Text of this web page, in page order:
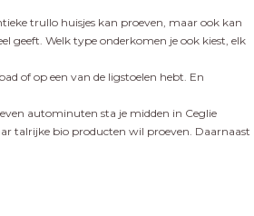
trullo huisjes kan proeven, maar ook kan
geeft. Welk type onderkomen je ook kiest, elk
of op een van de ligstoelen hebt. En
autominuten sta je midden in Ceglie
talrijke bio producten wil proeven. Daarnaast